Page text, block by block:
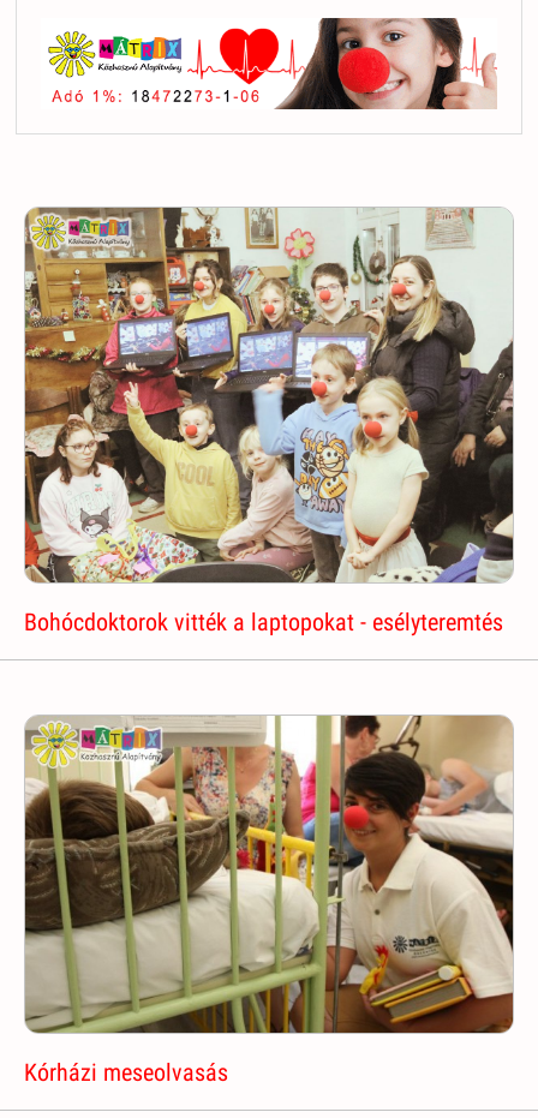
Bohócdoktorok vitték a laptopokat - esélyteremtés
Kórházi meseolvasás